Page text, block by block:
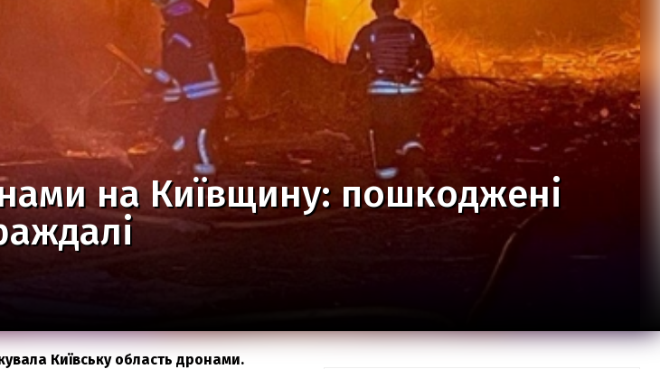
на Київщину: пошкоджені
Київську область дронами.